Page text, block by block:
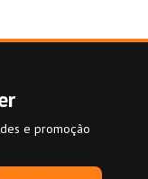
e promoção